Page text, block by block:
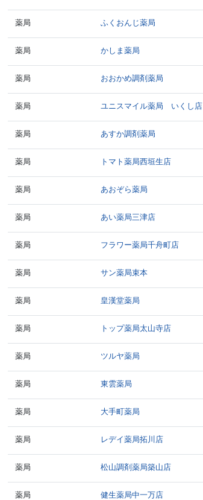
薬局 ふくおんじ薬局
薬局 かしま薬局
薬局 おおかめ調剤薬局
薬局 ユニスマイル薬局 いくし店
薬局 あすか調剤薬局
薬局 トマト薬局西垣生店
薬局 あおぞら薬局
薬局 あい薬局三津店
薬局 フラワー薬局千舟町店
薬局 サン薬局束本
薬局 皇漢堂薬局
薬局 トップ薬局太山寺店
薬局 ツルヤ薬局
薬局 東雲薬局
薬局 大手町薬局
薬局 レデイ薬局拓川店
薬局 松山調剤薬局築山店
薬局 健生薬局中一万店